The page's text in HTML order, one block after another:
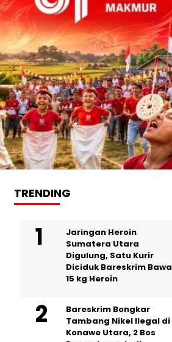
TRENDING
Jaringan Heroin
Sumatera Utara
Digulung, Satu Kurir
Diciduk Bareskrim Bawa
15 kg Heroin
Bareskrim Bongkar
Tambang Nikel Ilegal di
Konawe Utara, 2 Bos